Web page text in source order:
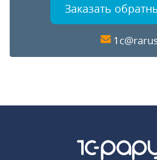
Заказать